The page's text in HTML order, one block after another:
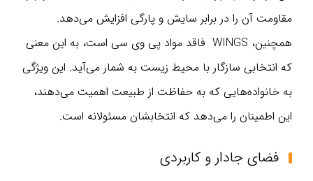
مقاومت آن را در برابر سایش و پارگی افزایش می‌دهد.
همچنین، WINGS فاقد مواد پی وی سی است، به این معنی
که انتخابی سازگار با محیط زیست به شمار می‌آید. این ویژگی
به خانواده‌هایی که به حفاظت از طبیعت اهمیت می‌دهند،
این اطمینان را می‌دهد که انتخابشان مسئولانه است.
فضای جادار و کاربردی